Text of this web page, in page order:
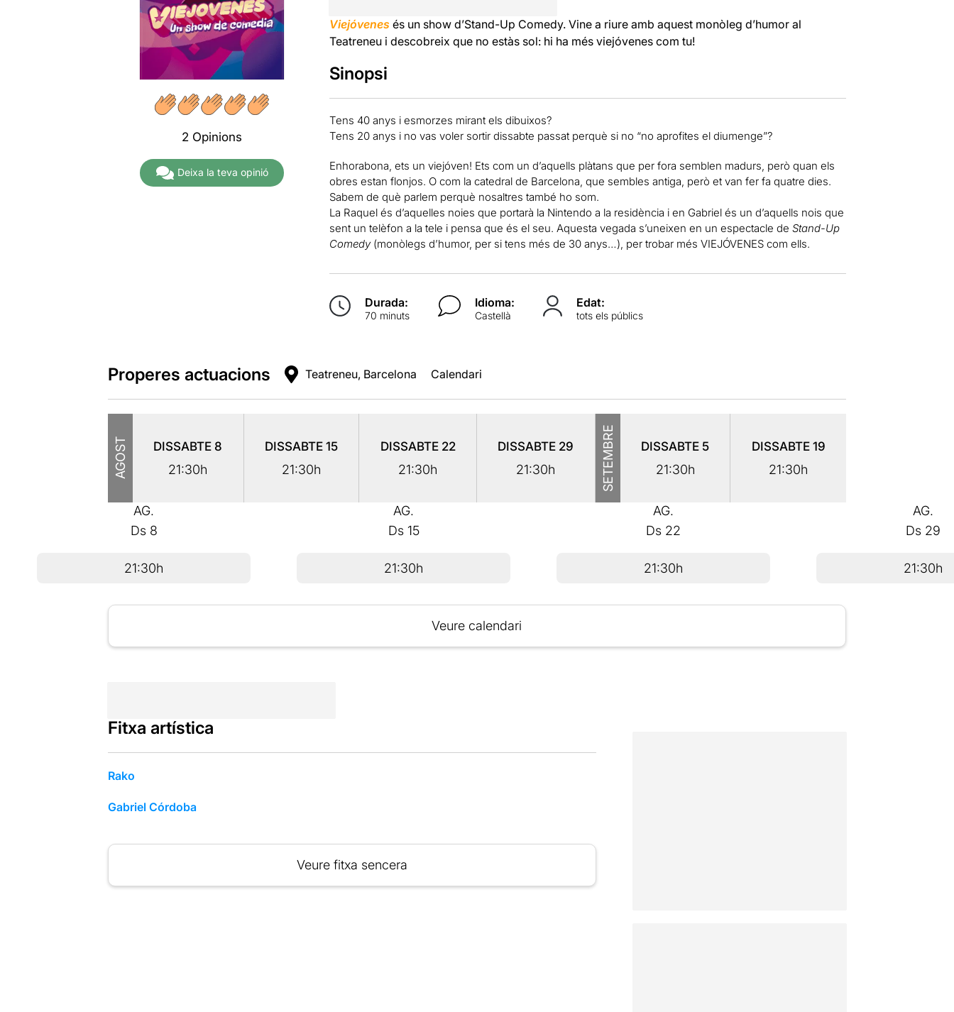
2 Opinions
Deixa la teva opinió
Viejóvenes és un show d’Stand-Up Comedy. Vine a riure amb aquest monòleg d’humor al
Teatreneu i descobreix que no estàs sol: hi ha més viejóvenes com tu!
Sinopsi
Tens 40 anys i esmorzes mirant els dibuixos?
Tens 20 anys i no vas voler sortir dissabte passat perquè si no “no aprofites el diumenge”?
Enhorabona, ets un viejóven! Ets com un d’aquells plàtans que per fora semblen madurs, però quan els
obres estan flonjos. O com la catedral de Barcelona, que sembles antiga, però et van fer fa quatre dies.
Sabem de què parlem perquè nosaltres també ho som.
La Raquel és d’aquelles noies que portarà la Nintendo a la residència i en Gabriel és un d’aquells nois que
sent un telèfon a la tele i pensa que és el seu. Aquesta vegada s’uneixen en un espectacle de Stand-Up
Comedy(monòlegs d’humor, per si tens més de 30 anys…), per trobar més VIEJÓVENES com ells.
Durada:
70 minuts
Idioma:
Castellà
Edat:
tots els públics
Properes actuacions Teatreneu, Barcelona Calendari
AGOST DISSABTE 8
21:30h
DISSABTE 15
21:30h
DISSABTE 22
21:30h
DISSABTE 29
21:30h SETEMBRE DISSABTE 5
21:30h
DISSABTE 19
21:30h
AG.
Ds 8
21:30h
AG.
Ds 15
21:30h
AG.
Ds 22
21:30h
AG.
Ds 29
21:30h
Veure calendari
Fitxa artística
Rako
Gabriel Córdoba
Veure fitxa sencera